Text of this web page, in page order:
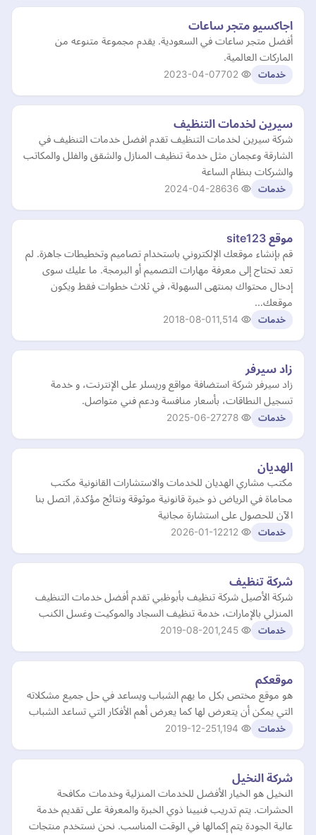
اجاكسيو متجر ساعات
أفضل متجر ساعات في السعودية. يقدم مجموعة متنوعه من
الماركات العالمية.
خدمات 2023-04-07
سيرين لخدمات التنظيف
شركة سيرين لخدمات التنظيف تقدم افضل خدمات التنظيف في
الشارقة وعجمان مثل خدمة تنظيف المنازل والشقق والفلل والمكاتب
والشركات بنظام الساعة
خدمات 2024-04-28
موقع site123
قم بإنشاء موقعك الإلكتروني باستخدام تصاميم وتخطيطات جاهزة. لم
تعد تحتاج إلى معرفة مهارات التصميم أو البرمجة. ما عليك سوى
إدخال محتواك بمنتهى السهولة، في ثلاث خطوات فقط ويكون
موقعك…
خدمات 2018-08-01
زاد سيرفر
زاد سيرفر شركة استضافة مواقع وريسلر على الإنترنت، و خدمة
تسجيل النطاقات، بأسعار منافسة ودعم فني متواصل.
خدمات 2025-06-27
الهديان
مكتب مشاري الهديان للخدمات والاستشارات القانونية مكتب
محاماة في الرياض ذو خبرة قانونية موثوقة ونتائج مؤكدة, اتصل بنا
الآن للحصول على استشارة مجانية
خدمات 2026-01-12
شركة تنظيف
شركة الأصيل شركة تنظيف بأبوظبي تقدم أفضل خدمات التنظيف
المنزلي بالإمارات، خدمة تنظيف السجاد والموكيت وغسل الكنب
خدمات 2019-08-20
موقعكم
هو موقع مختص بكل ما يهم الشباب ويساعد في حل جميع مشكلاته
التي يمكن أن يتعرض لها كما يعرض أهم الأفكار التي تساعد الشباب
خدمات 2019-12-25
شركة النخيل
النخيل هو الخيار الأفضل للخدمات المنزلية وخدمات مكافحة
الحشرات. يتم تدريب فنيينا ذوي الخبرة والمعرفة على تقديم خدمة
عالية الجودة يتم إكمالها في الوقت المناسب. نحن نستخدم منتجات